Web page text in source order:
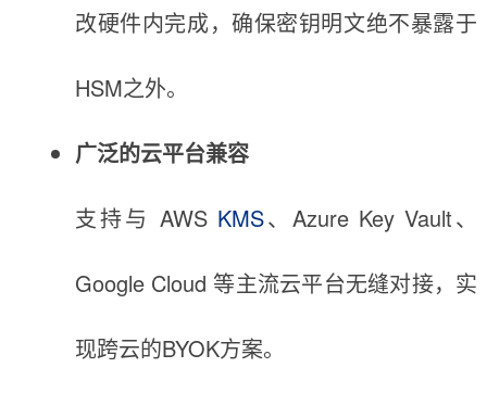
改硬件内完成，确保密钥明文绝不暴露于
HSM之外。
广泛的云平台兼容
支持与 AWS KMS、Azure Key Vault、
Google Cloud 等主流云平台无缝对接，实
现跨云的BYOK方案。